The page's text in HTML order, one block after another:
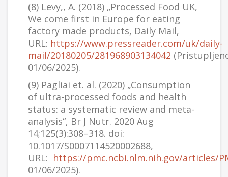
(8) Levy,, A. (2018) „Processed Food UK,
We come first in Europe for eating
factory made products, Daily Mail,
URL: https://www.pressreader.com/uk/daily-
mail/20180205/281968903134042
01/06/2025).
(9) Pagliai et. al. (2020) „Consumption
of ultra-processed foods and health
status: a systematic review and meta-
analysis“, Br J Nutr. 2020 Aug
14;125(3):308–318. doi:
10.1017/S0007114520002688,
URL: https://pmc.ncbi.nlm.nih.gov/articles/
01/06/2025).